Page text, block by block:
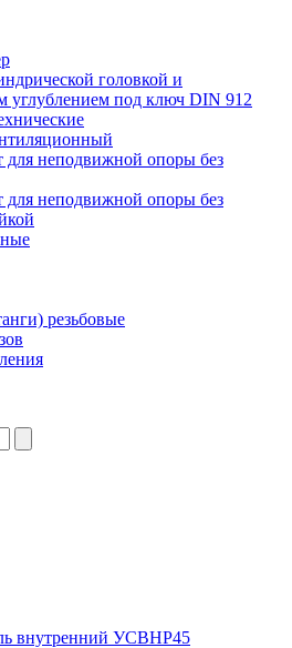
головкой и
углублением под ключ DIN 912
неподвижной опоры без
неподвижной опоры без
резьбовые
внутренний УСВНР45